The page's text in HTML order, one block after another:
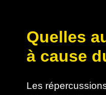
Quelles
à cause
Les